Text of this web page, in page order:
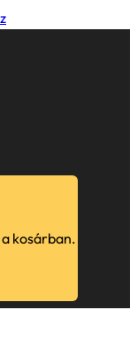
kosárban.